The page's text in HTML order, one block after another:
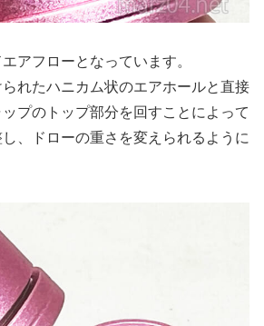
アフローとなっています。
れたハニカム状のエアホールと直接
プのトップ部分を回すことによって
、ドローの重さを変えられるように